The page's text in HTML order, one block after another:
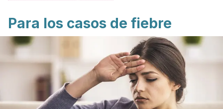
Para los casos de fiebre